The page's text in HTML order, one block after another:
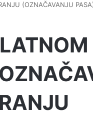
(OZNAČAVANJU